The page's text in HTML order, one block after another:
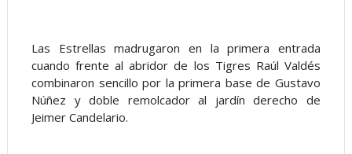
Las Estrellas madrugaron en la primera entrada
cuando frente al abridor de los Tigres Raúl Valdés
combinaron sencillo por la primera base de Gustavo
Núñez y doble remolcador al jardín derecho de
Jeimer Candelario.